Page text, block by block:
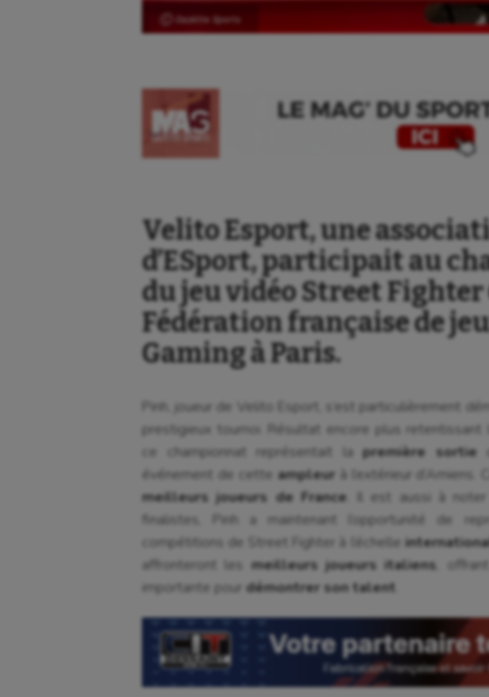
Ⓒ Gazette Sports
Velito Esport, une
d’ESport, participait au
du jeu vidéo Street
Fédération française de
Gaming à Paris.
Pinh, joueur de Velito Esport, s’est particulièrement
prestigieux tournoi. Résultat encore plus
ce championnat représentait la première sortie
événement de cette ampleur à l’extérieur
meilleurs joueurs de France . Il est aussi à
finalistes, Pinh a maintenant l’opportunité de
compétitions de Street Fighter à l’échelle
affronteront les meilleurs joueurs italiens ,
importante pour démontrer son talent